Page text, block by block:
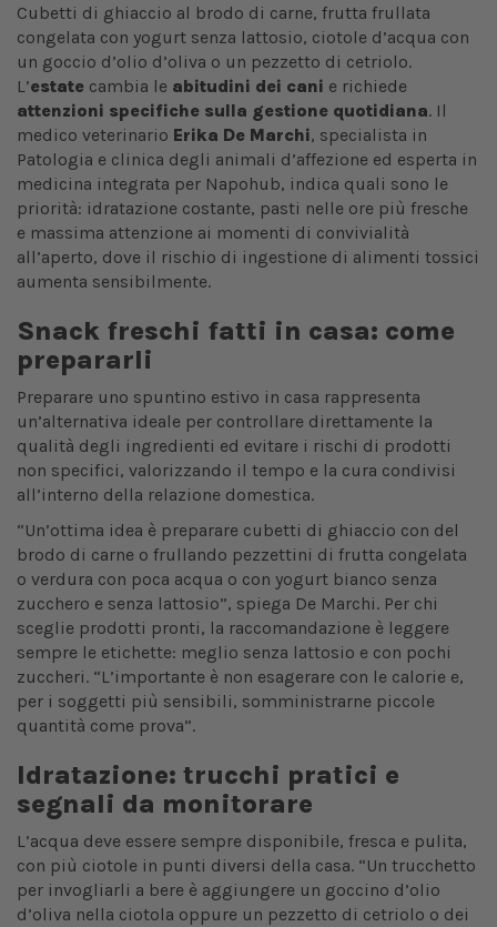
Cubetti di ghiaccio al brodo di carne, frutta frullata
congelata con yogurt senza lattosio, ciotole d’acqua con
un goccio d’olio d’oliva o un pezzetto di cetriolo.
L’estate cambia le abitudini dei cani e richiede
attenzioni specifiche sulla gestione quotidiana. Il
medico veterinario Erika De Marchi, specialista in
Patologia e clinica degli animali d’affezione ed esperta in
medicina integrata per Napohub, indica quali sono le
priorità: idratazione costante, pasti nelle ore più fresche
e massima attenzione ai momenti di convivialità
all’aperto, dove il rischio di ingestione di alimenti tossici
aumenta sensibilmente.
Snack freschi fatti in casa: come
prepararli
Preparare uno spuntino estivo in casa rappresenta
un’alternativa ideale per controllare direttamente la
qualità degli ingredienti ed evitare i rischi di prodotti
non specifici, valorizzando il tempo e la cura condivisi
all’interno della relazione domestica.
“Un’ottima idea è preparare cubetti di ghiaccio con del
brodo di carne o frullando pezzettini di frutta congelata
o verdura con poca acqua o con yogurt bianco senza
zucchero e senza lattosio”, spiega De Marchi. Per chi
sceglie prodotti pronti, la raccomandazione è leggere
sempre le etichette: meglio senza lattosio e con pochi
zuccheri. “L’importante è non esagerare con le calorie e,
per i soggetti più sensibili, somministrarne piccole
quantità come prova”.
Idratazione: trucchi pratici e
segnali da monitorare
L’acqua deve essere sempre disponibile, fresca e pulita,
con più ciotole in punti diversi della casa. “Un trucchetto
per invogliarli a bere è aggiungere un goccino d’olio
d’oliva nella ciotola oppure un pezzetto di cetriolo o dei